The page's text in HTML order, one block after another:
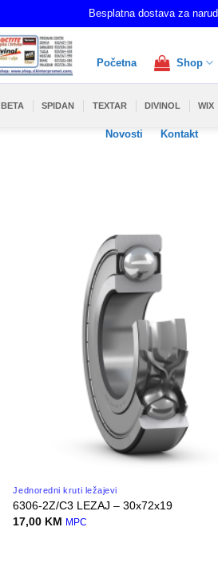
Besplatna dostava za
Početna Shop
Novosti Kontakt
BETA SPIDAN TEXTAR DIVINOL WIX
Jednoredni kruti ležajevi
6306-2Z/C3 LEZAJ – 30x72x19
17,00 KM MPC